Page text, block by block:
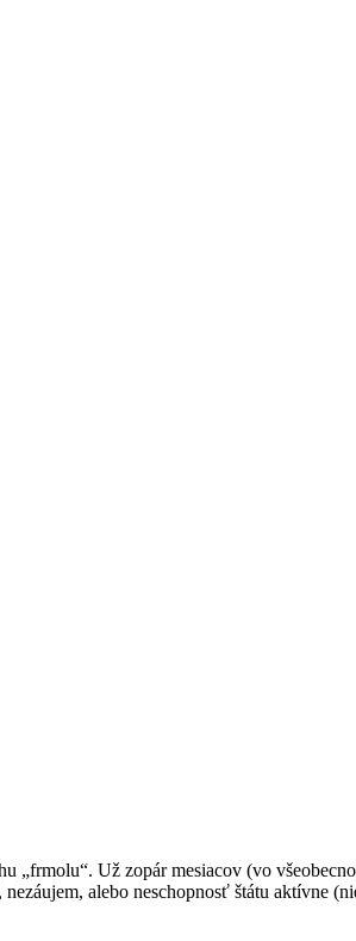
„frmolu“. Už zopár mesiacov (vo
alebo neschopnosť štátu aktívne